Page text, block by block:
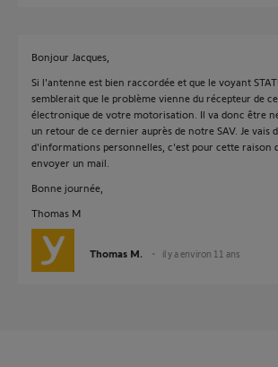
Bonjour Jacques,
Si l'antenne est bien raccordée et que le voyant
semblerait que le problème vienne du récepteur de
électronique de votre motorisation. Il va donc être
un retour de ce dernier auprès de notre SAV. Je vais
d'informations personnelles, c'est pour cette raison
envoyer un mail.
Bonne journée,
Thomas M
Thomas M. il y a environ 11 ans